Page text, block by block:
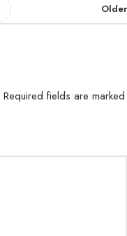
Older
Required fields are marked